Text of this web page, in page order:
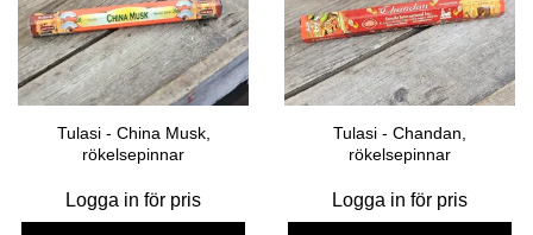
Tulasi - China Musk,
rökelsepinnar
Logga in för pris
Tulasi - Chandan,
rökelsepinnar
Logga in för pris